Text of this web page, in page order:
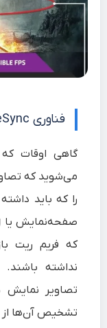
فناوری FreeSync چیست؟
گاهی اوقات
می‌شوید که
را که باید
که فریم ریت
تصاویر
تشخیص آن‌ها از